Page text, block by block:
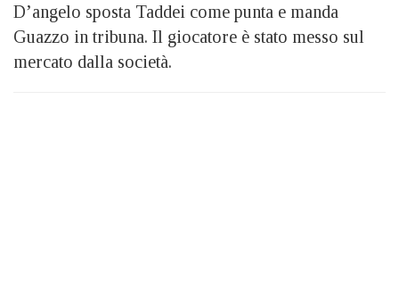
D’angelo sposta Taddei come punta e manda
Guazzo in tribuna. Il giocatore è stato messo sul
mercato dalla società.